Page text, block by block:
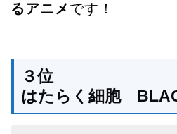
るアニメです！
３位
はたらく細胞